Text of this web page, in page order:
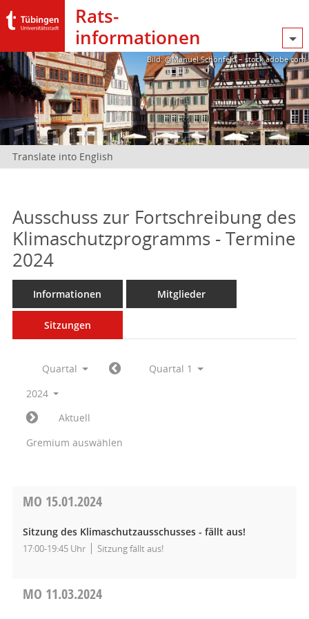
Rats­
informationen
Bild: @Manuel Schönfeld – stock.adobe.com
Translate into English
Ausschuss zur Fortschreibung des
Klimaschutzprogramms - Termine
2024
Informationen Mitglieder
Sitzungen
Quartal
Quartal 1
2024
Aktuell
Gremium auswählen
MO 15.01.2024
Sitzung des Klimaschutzausschusses - fällt aus!
17:00-19:45 Uhr Sitzung fällt aus!
MO 11.03.2024